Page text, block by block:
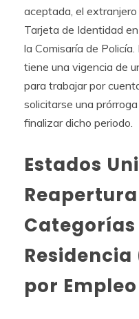
aceptada, el
Tarjeta de Identidad
la Comisaría de
tiene una vigencia de
para trabajar por
solicitarse una
finalizar dicho periodo.
Estados
Categorías
por Empleo